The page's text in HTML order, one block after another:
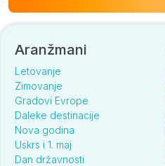
Aranžmani
Letovanje
Zimovanje
Gradovi Evrope
Daleke destinacije
Nova godina
Uskrs i 1. maj
Dan državnosti